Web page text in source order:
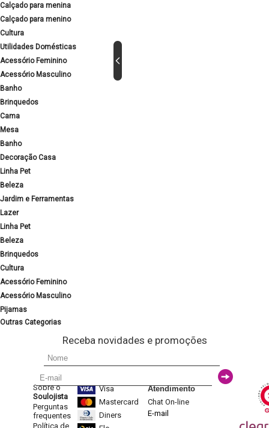
Calçado para menina
Calçado para menino
Cultura
Utilidades Domésticas
Acessório Feminino
Acessório Masculino
Banho
Brinquedos
Cama
Mesa
Banho
Decoração Casa
Linha Pet
Beleza
Jardim e Ferramentas
Lazer
Linha Pet
Beleza
Brinquedos
Cultura
Acessório Feminino
Acessório Masculino
Pijamas
Outras Categorias
Receba novidades e promoções
Sobre o
Soulojista
Perguntas
frequentes
Política de
Visa
Mastercard
Diners
Atendimento
Chat On-line
E-mail